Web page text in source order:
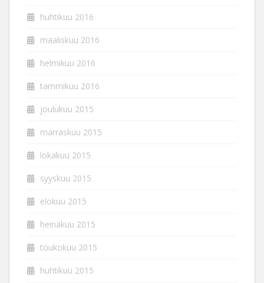
huhtikuu 2016
maaliskuu 2016
helmikuu 2016
tammikuu 2016
joulukuu 2015
marraskuu 2015
lokakuu 2015
syyskuu 2015
elokuu 2015
heinäkuu 2015
toukokuu 2015
huhtikuu 2015